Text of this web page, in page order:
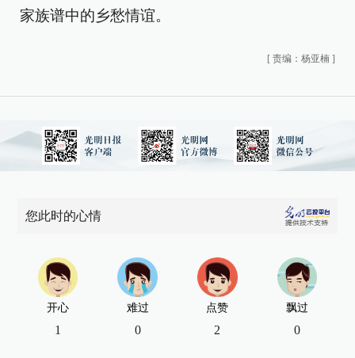
家族谱中的乡愁情谊。
[ 责编：杨亚楠 ]
您此时的心情
开心
1
难过
0
点赞
2
飘过
0